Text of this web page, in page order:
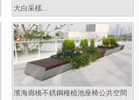
大白采樣...
濱海廊橋不銹鋼種植池座椅公共空間